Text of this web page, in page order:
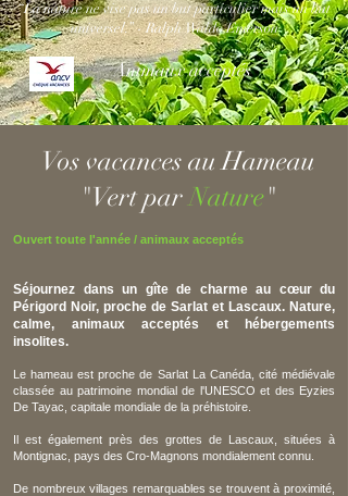
“La nature ne vise pas un but particulier mais un but
universel.” -Ralph Waldo Emerson
Animaux acceptés
Vos vacances au Hameau
"Vert parNature"
Ouvert toute l'année / animaux acceptés
Séjournez dans un gîte de charme au cœur du
Périgord Noir, proche de Sarlat et Lascaux. Nature,
calme, animaux acceptés et hébergements
insolites.
Le hameau est proche de Sarlat La Canéda, cité médiévale
classée au patrimoine mondial de l'UNESCO et des Eyzies
De Tayac , capitale mondiale de la préhistoire.
Il est également près des grottes de Lascaux , situées à
Montignac, pays des Cro-Magnons mondialement connu.
De nombreuxvillages remarquables se trouvent à proximité,